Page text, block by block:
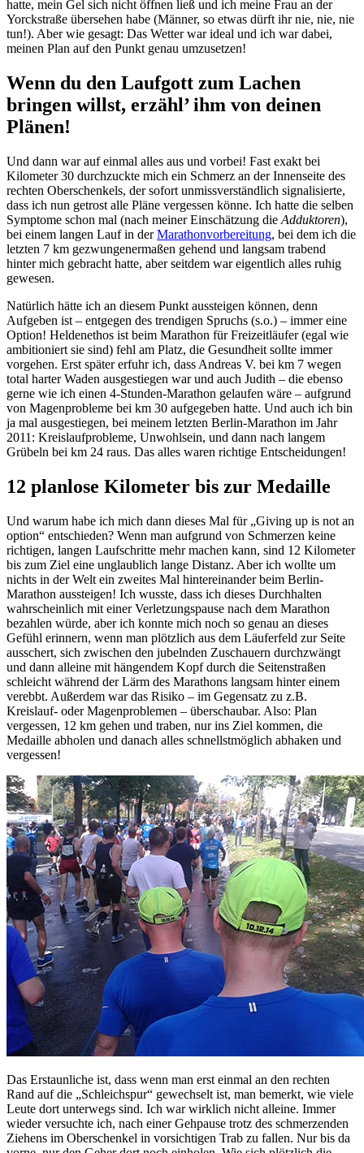
hatte, mein Gel sich nicht öffnen ließ und ich meine Frau an der
Yorckstraße übersehen habe (Männer, so etwas dürft ihr nie, nie, nie
tun!). Aber wie gesagt: Das Wetter war ideal und ich war dabei,
meinen Plan auf den Punkt genau umzusetzen!
Wenn du den Laufgott zum Lachen
bringen willst, erzähl’ ihm von deinen
Plänen!
Und dann war auf einmal alles aus und vorbei! Fast exakt bei
Kilometer 30 durchzuckte mich ein Schmerz an der Innenseite des
rechten Oberschenkels, der sofort unmissverständlich signalisierte,
dass ich nun getrost alle Pläne vergessen könne. Ich hatte die selben
Symptome schon mal (nach meiner Einschätzung die Adduktoren),
bei einem langen Lauf in derMarathonvorbereitung, bei dem ich die
letzten 7 km gezwungenermaßen gehend und langsam trabend
hinter mich gebracht hatte, aber seitdem war eigentlich alles ruhig
gewesen.
Natürlich hätte ich an diesem Punkt aussteigen können, denn
Aufgeben ist – entgegen des trendigen Spruchs (s.o.) – immer eine
Option! Heldenethos ist beim Marathon für Freizeitläufer (egal wie
ambitioniert sie sind) fehl am Platz, die Gesundheit sollte immer
vorgehen. Erst später erfuhr ich, dass Andreas V. bei km 7 wegen
total harter Waden ausgestiegen war und auch Judith – die ebenso
gerne wie ich einen 4-Stunden-Marathon gelaufen wäre – aufgrund
von Magenprobleme bei km 30 aufgegeben hatte. Und auch ich bin
ja mal ausgestiegen, bei meinem letzten Berlin-Marathon im Jahr
2011: Kreislaufprobleme, Unwohlsein, und dann nach langem
Grübeln bei km 24 raus. Das alles waren richtige Entscheidungen!
12 planlose Kilometer bis zur Medaille
Und warum habe ich mich dann dieses Mal für „Giving up is not an
option“ entschieden? Wenn man aufgrund von Schmerzen keine
richtigen, langen Laufschritte mehr machen kann, sind 12 Kilometer
bis zum Ziel eine unglaublich lange Distanz. Aber ich wollte um
nichts in der Welt ein zweites Mal hintereinander beim Berlin-
Marathon aussteigen! Ich wusste, dass ich dieses Durchhalten
wahrscheinlich mit einer Verletzungspause nach dem Marathon
bezahlen würde, aber ich konnte mich noch so genau an dieses
Gefühl erinnern, wenn man plötzlich aus dem Läuferfeld zur Seite
ausschert, sich zwischen den jubelnden Zuschauern durchzwängt
und dann alleine mit hängendem Kopf durch die Seitenstraßen
schleicht während der Lärm des Marathons langsam hinter einem
verebbt. Außerdem war das Risiko – im Gegensatz zu z.B.
Kreislauf- oder Magenproblemen – überschaubar. Also: Plan
vergessen, 12 km gehen und traben, nur ins Ziel kommen, die
Medaille abholen und danach alles schnellstmöglich abhaken und
vergessen!
Das Erstaunliche ist, dass wenn man erst einmal an den rechten
Rand auf die „Schleichspur“ gewechselt ist, man bemerkt, wie viele
Leute dort unterwegs sind. Ich war wirklich nicht alleine. Immer
wieder versuchte ich, nach einer Gehpause trotz des schmerzenden
Ziehens im Oberschenkel in vorsichtigen Trab zu fallen. Nur bis da